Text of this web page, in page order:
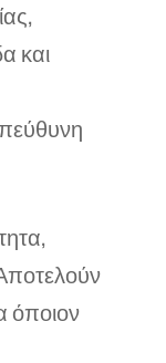
και
όποιον